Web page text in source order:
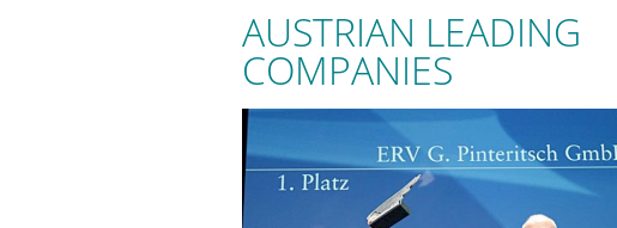
AUSTRIAN LEADING
COMPANIES